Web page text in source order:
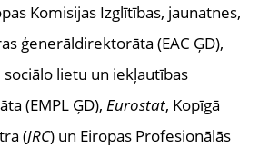
Komisijas Izglītības, jaunatnes,
ģenerāldirektorāta (EAC ĢD),
lietu un iekļautības
(EMPL ĢD), Eurostat, Kopīgā
(JRC) un Eiropas Profesionālās